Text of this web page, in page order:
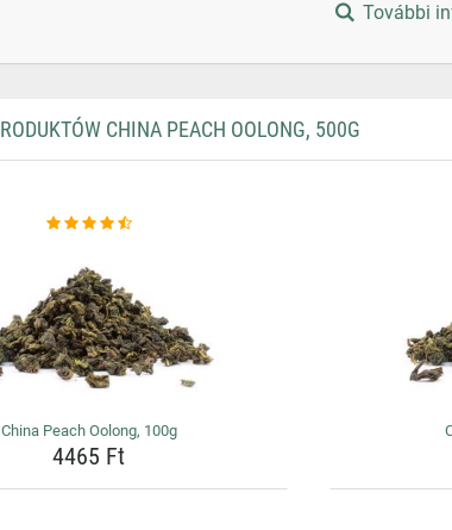
További
CHINA PEACH OOLONG, 500G
China Peach Oolong, 100g
4465 Ft